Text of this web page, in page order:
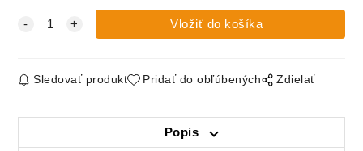
Sledovať produkt Pridať do obľúbených Zdielať
Popis